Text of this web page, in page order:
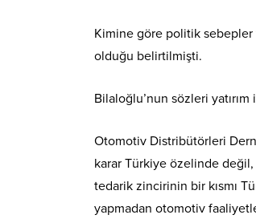
Kimine göre politik sebepler
olduğu belirtilmişti.
Bilaloğlu’nun sözleri
Otomotiv Distribütörleri
karar Türkiye özelinde değil,
tedarik zincirinin bir kısmı
yapmadan otomotiv